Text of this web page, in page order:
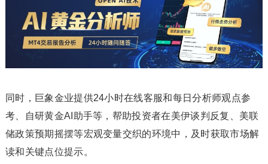
同时，巨象金业提供24小时在线客服和每日分析师观点参
考、自研黄金AI助手等，帮助投资者在美伊谈判反复、美联
储政策预期摇摆等宏观变量交织的环境中，及时获取市场解
读和关键点位提示。